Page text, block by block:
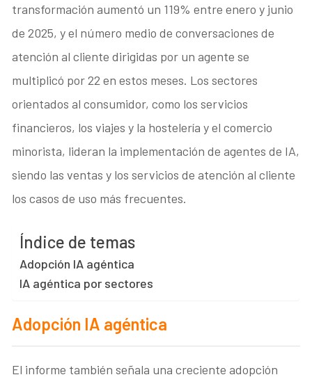
transformación aumentó un 119% entre enero y junio
de 2025, y el número medio de conversaciones de
atención al cliente dirigidas por un agente se
multiplicó por 22 en estos meses. Los sectores
orientados al consumidor, como los servicios
financieros, los viajes y la hostelería y el comercio
minorista, lideran la implementación de agentes de IA,
siendo las ventas y los servicios de atención al cliente
los casos de uso más frecuentes.
Índice de temas
Adopción IA agéntica
IA agéntica por sectores
Adopción IA agéntica
El informe también señala una creciente adopción